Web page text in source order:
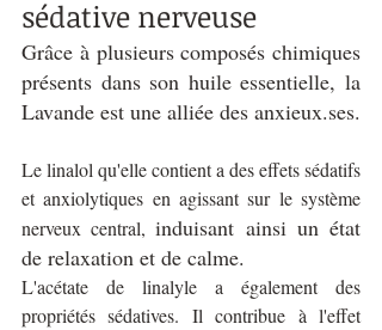
sédative nerveuse
Grâce à plusieurs composés chimiques
présents dans son huile essentielle, la
Lavande est une alliée des anxieux.ses.
Le linalol qu'elle contient a des effets sédatifs
et anxiolytiques en agissant sur le système
nerveux central, induisant ainsi un état
de relaxation et de calme.
L'acétate de linalyle a également des
propriétés sédatives. Il contribue à l'effet